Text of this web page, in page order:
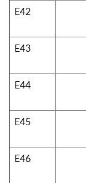
Е42
Е43
Е44
Е45
Е46